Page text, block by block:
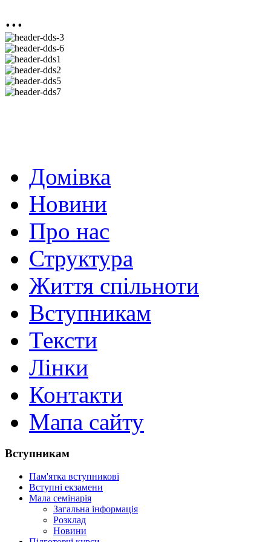
...
Домівка
Новини
Про нас
Структура
Життя спільноти
Вступникам
Тексти
Лінки
Контакти
Мапа сайту
Вступникам
Пам'ятка вступникові
Вступні екзамени
Мала семінарія
Загальна інформація
Розклад
Новини